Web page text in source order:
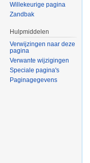
Willekeurige pagina
Zandbak
Hulpmiddelen
Verwijzingen naar deze
pagina
Verwante wijzigingen
Speciale pagina's
Paginagegevens